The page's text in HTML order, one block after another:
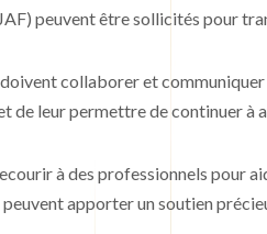
peuvent être sollicités pour
doivent collaborer et
de leur permettre de continuer à
à des professionnels pour
apporter un soutien